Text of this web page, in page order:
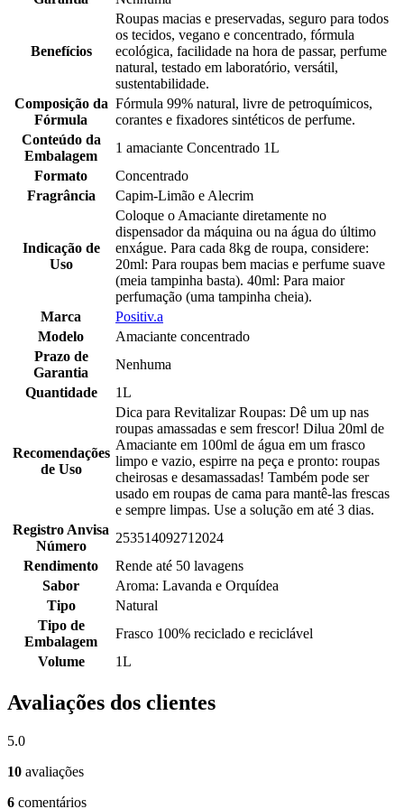
Benefícios
Roupas macias e preservadas, seguro para todos
os tecidos, vegano e concentrado, fórmula
ecológica, facilidade na hora de passar, perfume
natural, testado em laboratório, versátil,
sustentabilidade.
Composição da
Fórmula
Fórmula 99% natural, livre de petroquímicos,
corantes e fixadores sintéticos de perfume.
Conteúdo da
Embalagem
1 amaciante Concentrado 1L
Formato
Concentrado
Fragrância
Capim-Limão e Alecrim
Indicação de
Uso
Coloque o Amaciante diretamente no
dispensador da máquina ou na água do último
enxágue. Para cada 8kg de roupa, considere:
20ml: Para roupas bem macias e perfume suave
(meia tampinha basta). 40ml: Para maior
perfumação (uma tampinha cheia).
Marca
Positiv.a
Modelo
Amaciante concentrado
Prazo de
Garantia
Nenhuma
Quantidade
1L
Recomendações
de Uso
Dica para Revitalizar Roupas: Dê um up nas
roupas amassadas e sem frescor! Dilua 20ml de
Amaciante em 100ml de água em um frasco
limpo e vazio, espirre na peça e pronto: roupas
cheirosas e desamassadas! Também pode ser
usado em roupas de cama para mantê-las frescas
e sempre limpas. Use a solução em até 3 dias.
Registro Anvisa
Número
253514092712024
Rendimento
Rende até 50 lavagens
Sabor
Aroma: Lavanda e Orquídea
Tipo
Natural
Tipo de
Embalagem
Frasco 100% reciclado e reciclável
Volume
1L
Avaliações dos clientes
5.0
10 avaliações
6 comentários